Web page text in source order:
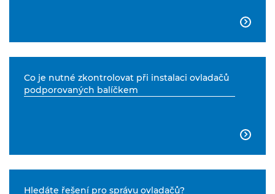

Co je nutné zkontrolovat při instalaci ovladačů
podporovaných balíčkem

Hledáte řešení pro správu ovladačů?